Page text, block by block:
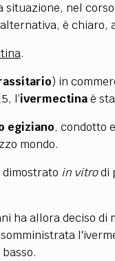
nel
è chiaro,
.
) in
l’ivermectinaè
egiziano, condotto
mondo.
dimostrato in vitrodi
ha allora deciso